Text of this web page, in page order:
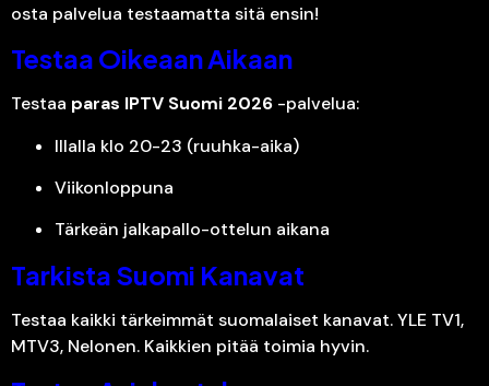
osta palvelua testaamatta sitä ensin!
Testaa Oikeaan Aikaan
Testaa paras IPTV Suomi 2026 -palvelua:
Illalla klo 20-23 (ruuhka-aika)
Viikonloppuna
Tärkeän jalkapallo-ottelun aikana
Tarkista Suomi Kanavat
Testaa kaikki tärkeimmät suomalaiset kanavat. YLE TV1,
MTV3, Nelonen. Kaikkien pitää toimia hyvin.